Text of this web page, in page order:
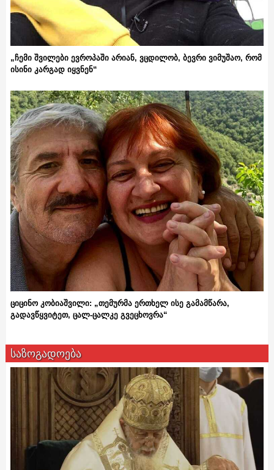
„ჩემი შვილები ევროპაში არიან, ვცდილობ, ბევრი ვიმუშაო, რომ
ისინი კარგად იყვნენ“
ციცინო კობიაშვილი: „თემურმა ერთხელ ისე გამამწარა,
გადავწყვიტეთ, ცალ-ცალკე გვეცხოვრა“
საზოგადოება